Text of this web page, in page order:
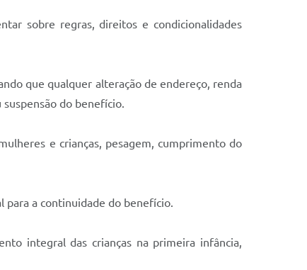
sobre regras, direitos e condicionalidades
que qualquer alteração de endereço, renda
do benefício.
e crianças, pesagem, cumprimento do
para a continuidade do benefício.
integral das crianças na primeira infância,